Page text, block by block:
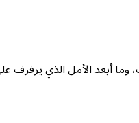
وما أبعد الأمل الذي